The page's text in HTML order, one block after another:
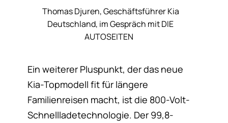
Thomas Djuren, Geschäftsführer Kia
Deutschland, im Gespräch mit DIE
AUTOSEITEN
Ein weiterer Pluspunkt, der das neue
Kia-Topmodell fit für längere
Familienreisen macht, ist die 800-Volt-
Schnellladetechnologie. Der 99,8-